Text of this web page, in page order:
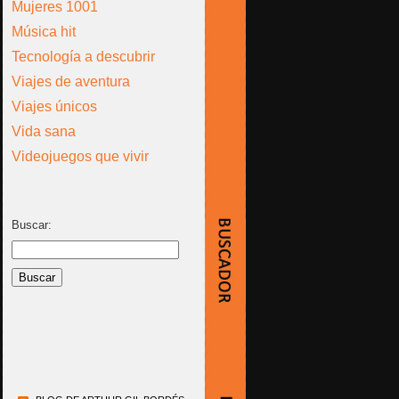
Mujeres 1001
Música hit
Tecnología a descubrir
Viajes de aventura
Viajes únicos
Vida sana
Videojuegos que vivir
Buscar: